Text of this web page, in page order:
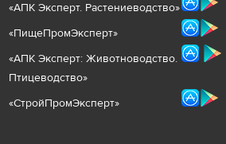
«АПК Эксперт. Растениеводство»
«ПищеПромЭксперт»
«АПК Эксперт: Животноводство.
Птицеводство»
«СтройПромЭксперт»